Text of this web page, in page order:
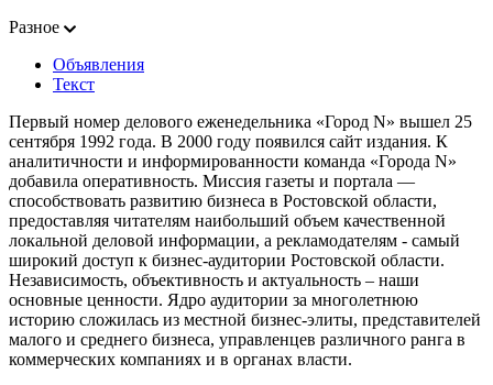
Разное
Объявления
Текст
Первый номер делового еженедельника «Город N» вышел 25
сентября 1992 года. В 2000 году появился сайт издания. К
аналитичности и информированности команда «Города N»
добавила оперативность. Миссия газеты и портала —
способствовать развитию бизнеса в Ростовской области,
предоставляя читателям наибольший объем качественной
локальной деловой информации, а рекламодателям - самый
широкий доступ к бизнес-аудитории Ростовской области.
Независимость, объективность и актуальность – наши
основные ценности. Ядро аудитории за многолетнюю
историю сложилась из местной бизнес-элиты, представителей
малого и среднего бизнеса, управленцев различного ранга в
коммерческих компаниях и в органах власти.